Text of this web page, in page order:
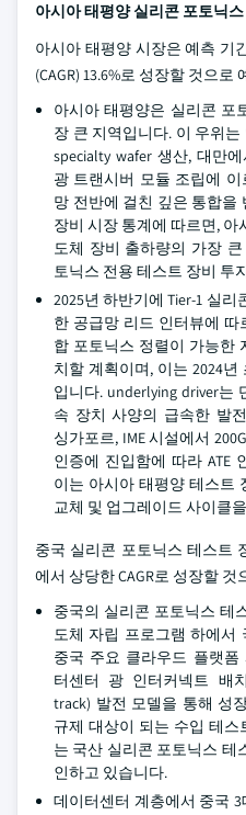
아시아 태평양 실리콘 포토닉
아시아 태평양 시장은 예측 기
(CAGR) 13.6%로 성장할 것으로
아시아 태평양은 실리콘 포
장 큰 지역입니다. 이 우위
specialty wafer 생산, 대만
광 트랜시버 모듈 조립에
망 전반에 걸친 깊은 통합을
장비 시장 통계에 따르면, 아
도체 장비 출하량의 가장
토닉스 전용 테스트 장비 투
2025년 하반기에 Tier-1 실
한 공급망 리드 인터뷰에 따
합 포토닉스 정렬이 가능한
치할 계획이며, 이는 2024년
입니다. underlying driver는
속 장치 사양의 급속한 발전
싱가포르, IME 시설에서
인증에 진입함에 따라 ATE
이는 아시아 태평양 테스트
교체 및 업그레이드 사이클
중국 실리콘 포토닉스 테스트
에서 상당한 CAGR로 성장할 것
중국의 실리콘 포토닉스 테
도체 자립 프로그램 하에서
중국 주요 클라우드 플랫폼
터센터 광 인터커넥트 배
track) 발전 모델을 통해 성
규제 대상이 되는 수입 테
는 국산 실리콘 포토닉스 테
인하고 있습니다.
데이터센터 계층에서 중국